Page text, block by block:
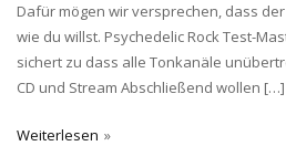
Dafür mögen wir versprechen, dass
wie du willst. Psychedelic Rock Test-
sichert zu dass alle Tonkanäle
CD und Stream Abschließend wollen […]
Weiterlesen